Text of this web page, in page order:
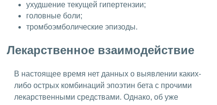
ухудшение текущей гипертензии;
головные боли;
тромбоэмболические эпизоды.
Лекарственное взаимодействие
В настоящее время нет данных о выявлении каких-
либо острых комбинаций эпоэтин бета с прочими
лекарственными средствами. Однако, об уже